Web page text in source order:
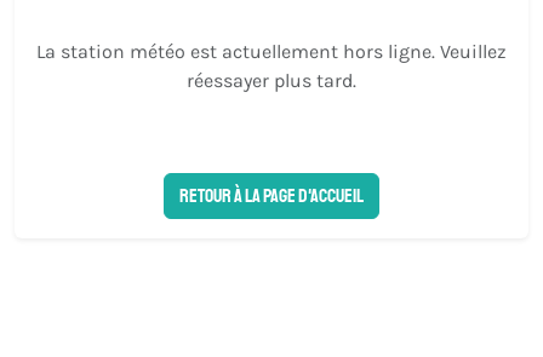
La station météo est actuellement hors ligne. Veuillez
réessayer plus tard.
Retour à la page d'accueil